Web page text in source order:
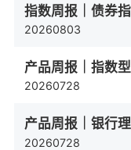
指数周报｜债券
20260803
产品周报｜指数
20260728
产品周报｜银行
20260728